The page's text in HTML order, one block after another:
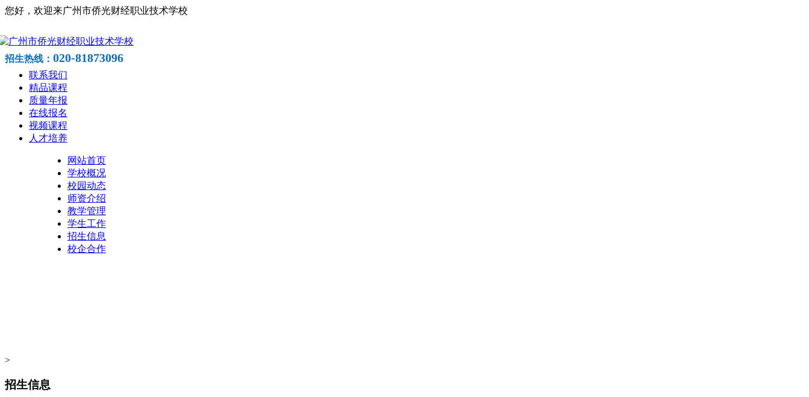
您好，欢迎来广州市侨光财经职业技术学校
招生热线： 020-81873096
联系我们
精品课程
质量年报
在线报名
视频课程
人才培养
网站首页
学校概况
校园动态
师资介绍
教学管理
学生工作
招生信息
校企合作
>
招生信息